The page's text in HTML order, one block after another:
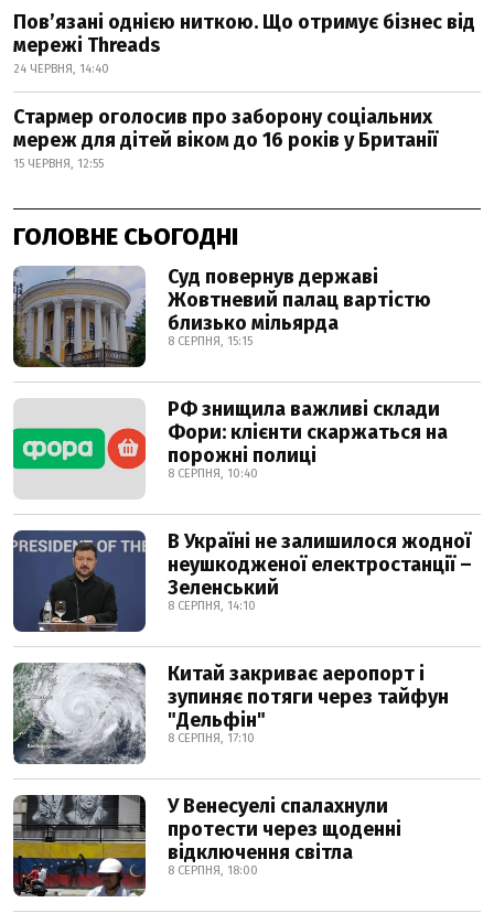
Пов’язані однією ниткою. Що отримує бізнес від
мережі Threads
24 ЧЕРВНЯ, 14:40
Стармер оголосив про заборону соціальних
мереж для дітей віком до 16 років у Британії
15 ЧЕРВНЯ, 12:55
ГОЛОВНЕ СЬОГОДНІ
Суд повернув державі
Жовтневий палац вартістю
близько мільярда
8 СЕРПНЯ, 15:15
РФ знищила важливі склади
Фори: клієнти скаржаться на
порожні полиці
8 СЕРПНЯ, 10:40
В Україні не залишилося жодної
неушкодженої електростанції –
Зеленський
8 СЕРПНЯ, 14:10
Китай закриває аеропорт і
зупиняє потяги через тайфун
"Дельфін"
8 СЕРПНЯ, 17:10
У Венесуелі спалахнули
протести через щоденні
відключення світла
8 СЕРПНЯ, 18:00